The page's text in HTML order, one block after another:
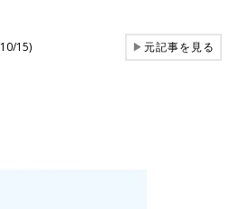
15) ▶元記事を見る